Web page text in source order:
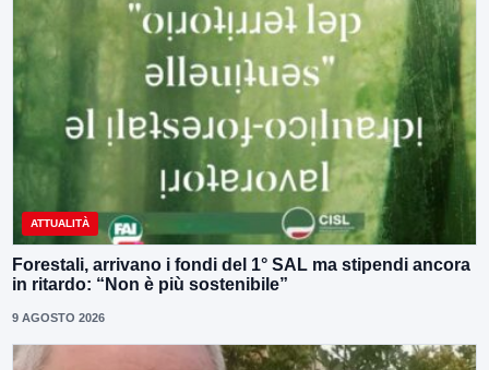
ATTUALITÀ
Forestali, arrivano i fondi del 1° SAL ma stipendi ancora
in ritardo: “Non è più sostenibile”
9 AGOSTO 2026